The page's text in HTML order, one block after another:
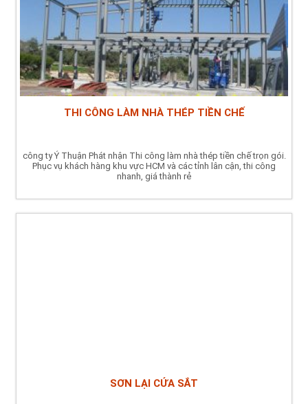
THI CÔNG LÀM NHÀ THÉP TIỀN CHẾ
công ty Ý Thuận Phát nhận Thi công làm nhà thép tiền chế trọn gói.
Phục vụ khách hàng khu vực HCM và các tỉnh lân cận, thi công
nhanh, giá thành rẻ
SƠN LẠI CỬA SẮT